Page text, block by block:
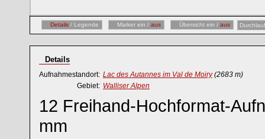
Details / Legende Marker ein / aus Übersicht ein / aus
Details
Aufnahmestandort: Lac des Autannes im Val de Moiry (2683 m)
Gebiet: Walliser Alpen
12 Freihand-Hochformat-
mm